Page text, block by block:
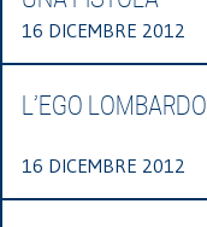
16 DICEMBRE 2012
L’EGO LOMBARDO
16 DICEMBRE 2012